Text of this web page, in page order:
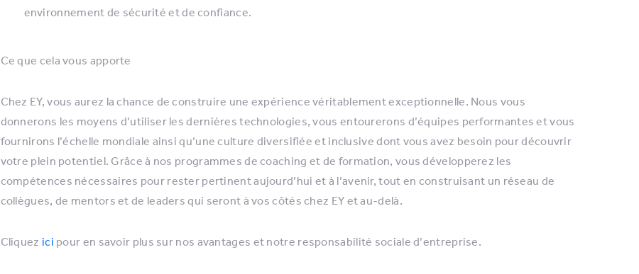
environnement de sécurité et de confiance.
Ce que cela vous apporte
Chez EY, vous aurez la chance de construire une expérience véritablement exceptionnelle. Nous vous
donnerons les moyens d’utiliser les dernières technologies, vous entourerons d’équipes performantes et vous
fournirons l’échelle mondiale ainsi qu’une culture diversifiée et inclusive dont vous avez besoin pour découvrir
votre plein potentiel. Grâce à nos programmes de coaching et de formation, vous développerez les
compétences nécessaires pour rester pertinent aujourd’hui et à l’avenir, tout en construisant un réseau de
collègues, de mentors et de leaders qui seront à vos côtés chez EY et au-delà.
Cliquez ici pour en savoir plus sur nos avantages et notre responsabilité sociale d’entreprise.